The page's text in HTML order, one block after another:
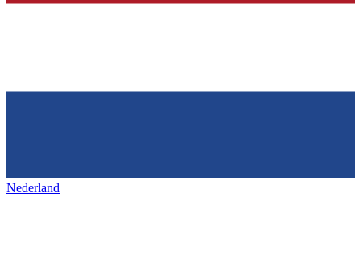
Nederland